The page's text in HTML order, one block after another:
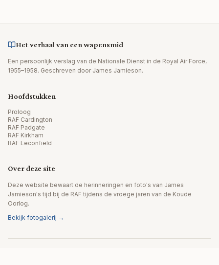
Het verhaal van een wapensmid
Een persoonlijk verslag van de Nationale Dienst in de Royal Air Force,
1955–1958. Geschreven door James Jamieson.
Hoofdstukken
Proloog
RAF Cardington
RAF Padgate
RAF Kirkham
RAF Leconfield
Over deze site
Deze website bewaart de herinneringen en foto's van James
Jamieson's tijd bij de RAF tijdens de vroege jaren van de Koude
Oorlog.
Bekijk fotogalerij →